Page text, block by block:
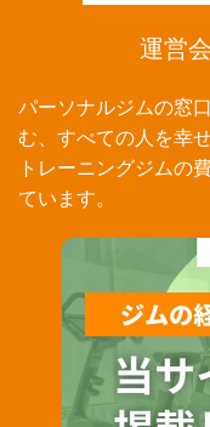
運営
パーソナルジムの窓
む、すべての人を幸
トレーニングジムの
ています。